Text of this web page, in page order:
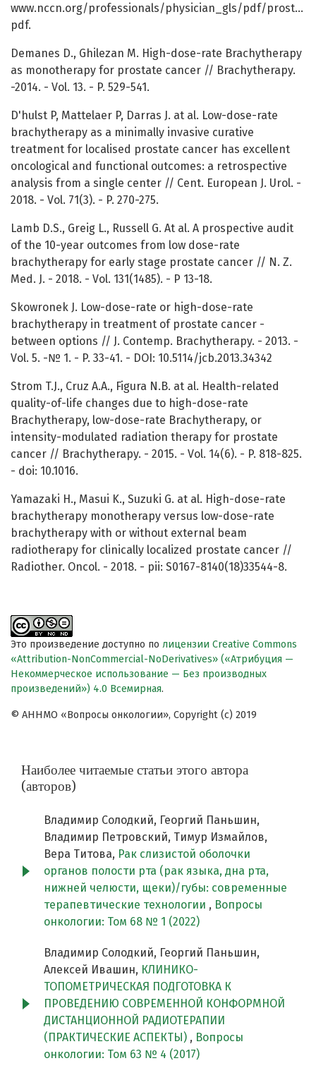
www.nccn.org/professionals/physician_gls/pdf/prostate.
pdf.
Demanes D., Ghilezan M. High-dose-rate Brachytherapy
as monotherapy for prostate cancer // Brachytherapy.
-2014. - Vol. 13. - P. 529-541.
D'hulst P, Mattelaer P, Darras J. at al. Low-dose-rate
brachytherapy as a minimally invasive curative
treatment for localised prostate cancer has excellent
oncological and functional outcomes: a retrospective
analysis from a single center // Cent. European J. Urol. -
2018. - Vol. 71(3). - P. 270-275.
Lamb D.S., Greig L., Russell G. At al. A prospective audit
of the 10-year outcomes from low dose-rate
brachytherapy for early stage prostate cancer // N. Z.
Med. J. - 2018. - Vol. 131(1485). - P 13-18.
Skowronek J. Low-dose-rate or high-dose-rate
brachytherapy in treatment of prostate cancer -
between options // J. Contemp. Brachytherapy. - 2013. -
Vol. 5. -№ 1. - P. 33-41. - DOI: 10.5114/jcb.2013.34342
Strom T.J., Cruz A.A., Figura N.B. at al. Health-related
quality-of-life changes due to high-dose-rate
Brachytherapy, low-dose-rate Brachytherapy, or
intensity-modulated radiation therapy for prostate
cancer // Brachytherapy. - 2015. - Vol. 14(6). - P. 818-825.
- doi: 10.1016.
Yamazaki H., Masui K., Suzuki G. at al. High-dose-rate
brachytherapy monotherapy versus low-dose-rate
brachytherapy with or without external beam
radiotherapy for clinically localized prostate cancer //
Radiother. Oncol. - 2018. - pii: S0167-8140(18)33544-8.
Это произведение доступно по лицензии Creative Commons
«Attribution-NonCommercial-NoDerivatives» («Атрибуция —
Некоммерческое использование — Без производных
произведений») 4.0 Всемирная.
© АННМО «Вопросы онкологии», Copyright (c) 2019
Наиболее читаемые статьи этого автора
(авторов)
Владимир Солодкий, Георгий Паньшин,
Владимир Петровский, Тимур Измайлов,
Вера Титова, Рак слизистой оболочки
органов полости рта (рак языка, дна рта,
нижней челюсти, щеки)/губы: современные
терапевтические технологии , Вопросы
онкологии: Том 68 № 1 (2022)
Владимир Солодкий, Георгий Паньшин,
Алексей Ивашин, КЛИНИКО-
ТОПОМЕТРИЧЕСКАЯ ПОДГОТОВКА К
ПРОВЕДЕНИЮ СОВРЕМЕННОЙ КОНФОРМНОЙ
ДИСТАНЦИОННОЙ РАДИОТЕРАПИИ
(ПРАКТИЧЕСКИЕ АСПЕКТЫ) , Вопросы
онкологии: Том 63 № 4 (2017)